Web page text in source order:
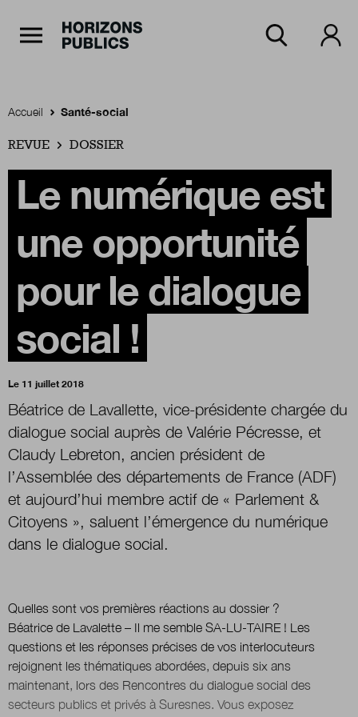
Accueil
Rubriques
Numéros
Boutique
Qui sommes-nous ?
Nous contacter
Renseignez votre email afin de suivre l'actualité
de la transformation publique.
Accueil Santé-social
REVUE DOSSIER
Le numérique est
une opportunité
pour le dialogue
social !
Le 11 juillet 2018
Béatrice de Lavallette, vice-présidente chargée du
dialogue social auprès de Valérie Pécresse, et
Claudy Lebreton, ancien président de
l’Assemblée des départements de France (ADF)
et aujourd’hui membre actif de « Parlement &
Citoyens », saluent l’émergence du numérique
dans le dialogue social.
Quelles sont vos premières réactions au dossier ?
Béatrice de Lavalette – Il me semble SA-LU-TAIRE ! Les
questions et les réponses précises de vos interlocuteurs
rejoignent les thématiques abordées, depuis six ans
maintenant, lors des Rencontres du dialogue social des
secteurs publics et privés à Suresnes. Vous exposez